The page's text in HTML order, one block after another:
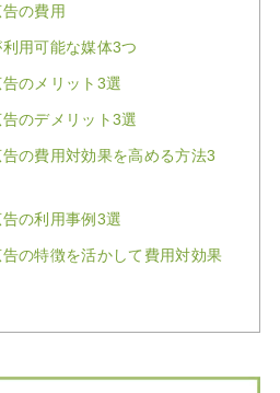
の費用
用可能な媒体3つ
のメリット3選
のデメリット3選
の費用対効果を高める方法3
の利用事例3選
の特徴を活かして費用対効果